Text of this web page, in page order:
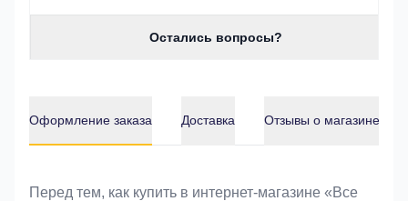
Остались вопросы?
Оформление заказа Доставка Отзывы о магазине
Оформление заказа
Перед тем, как купить в интернет-магазине «Bce